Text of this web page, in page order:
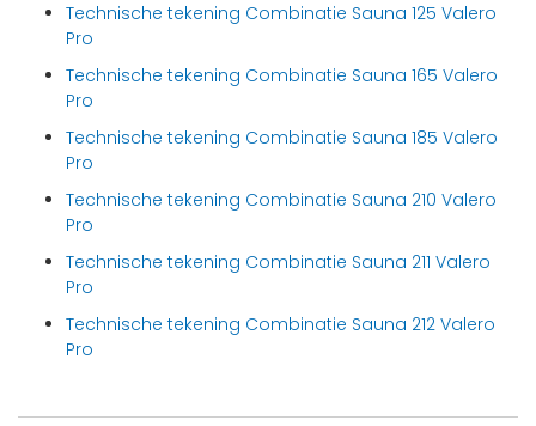
Technische tekening Combinatie Sauna 125 Valero
Pro
Technische tekening Combinatie Sauna 165 Valero
Pro
Technische tekening Combinatie Sauna 185 Valero
Pro
Technische tekening Combinatie Sauna 210 Valero
Pro
Technische tekening Combinatie Sauna 211 Valero
Pro
Technische tekening Combinatie Sauna 212 Valero
Pro